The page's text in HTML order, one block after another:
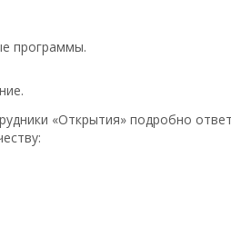
программы.
«Открытия» подробно